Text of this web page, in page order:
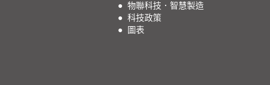
● 物聯科技．智慧製造
● 科技政策
●
圖表